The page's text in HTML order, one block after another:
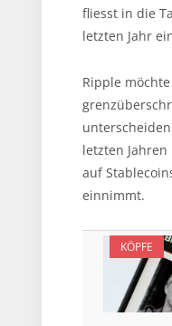
fliesst in die
letzten Jahr
Ripple
letzten
auf
einnimmt.
KÖPFE